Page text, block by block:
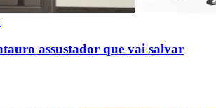
assustador que vai salvar